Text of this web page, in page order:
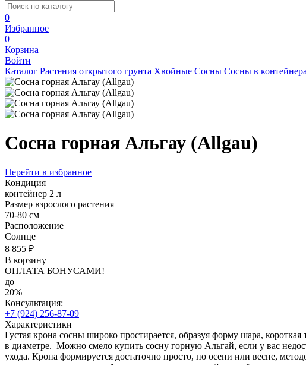
0
Избранное
0
Корзина
Войти
Каталог Растения открытого грунта Хвойные Сосны Сосны в
Сосна горная Альгау (Allgau)
Перейти в избранное
Кондиция
контейнер 2 л
Размер взрослого растения
70-80 см
Расположение
Солнце
8 855 ₽
В корзину
ОПЛАТА БОНУСАМИ!
до
20%
Консультация:
+7 (924) 256-87-09
Характеристики
Густая крона сосны широко простирается, образуя форму шара,
в диаметре. Можно смело купить сосну горную Альгай, если у вас
ухода. Крона формируется достаточно просто, по осени или весне,